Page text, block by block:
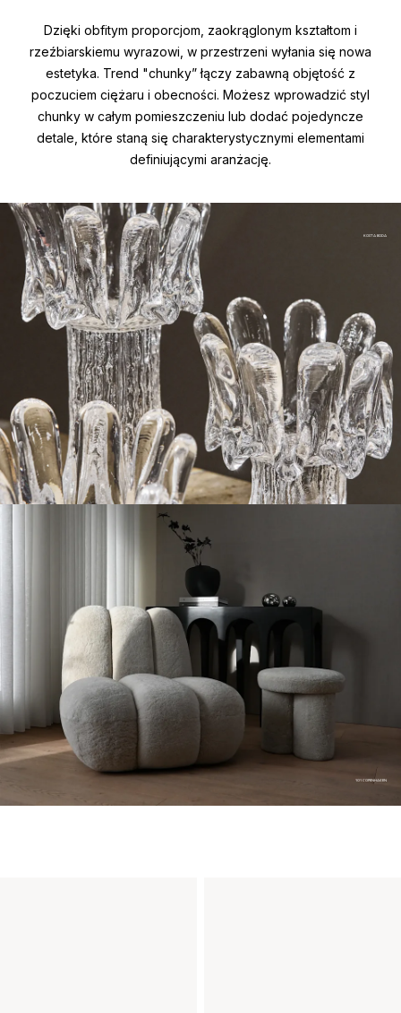
Dzięki obfitym proporcjom, zaokrąglonym kształtom i
rzeźbiarskiemu wyrazowi, w przestrzeni wyłania się nowa
estetyka. Trend "chunky” łączy zabawną objętość z
poczuciem ciężaru i obecności. Możesz wprowadzić styl
chunky w całym pomieszczeniu lub dodać pojedyncze
detale, które staną się charakterystycznymi elementami
definiującymi aranżację.
KOSTA BODA
101 COPENHAGEN